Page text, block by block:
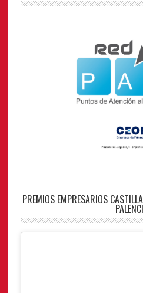
PREMIOS EMPRESARIOS